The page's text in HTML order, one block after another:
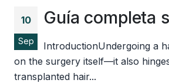
10
Sep
Guía completa
IntroductionUndergoing a
on the surgery itself—it also
transplanted hair...